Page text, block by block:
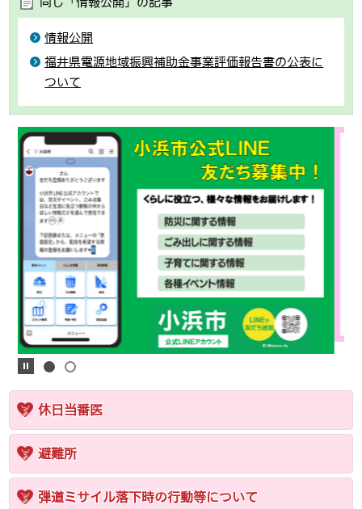
情報公開
福井県電源地域振興補助金事業評価報告書の公表に
ついて
休日当番医
避難所
弾道ミサイル落下時の行動等について